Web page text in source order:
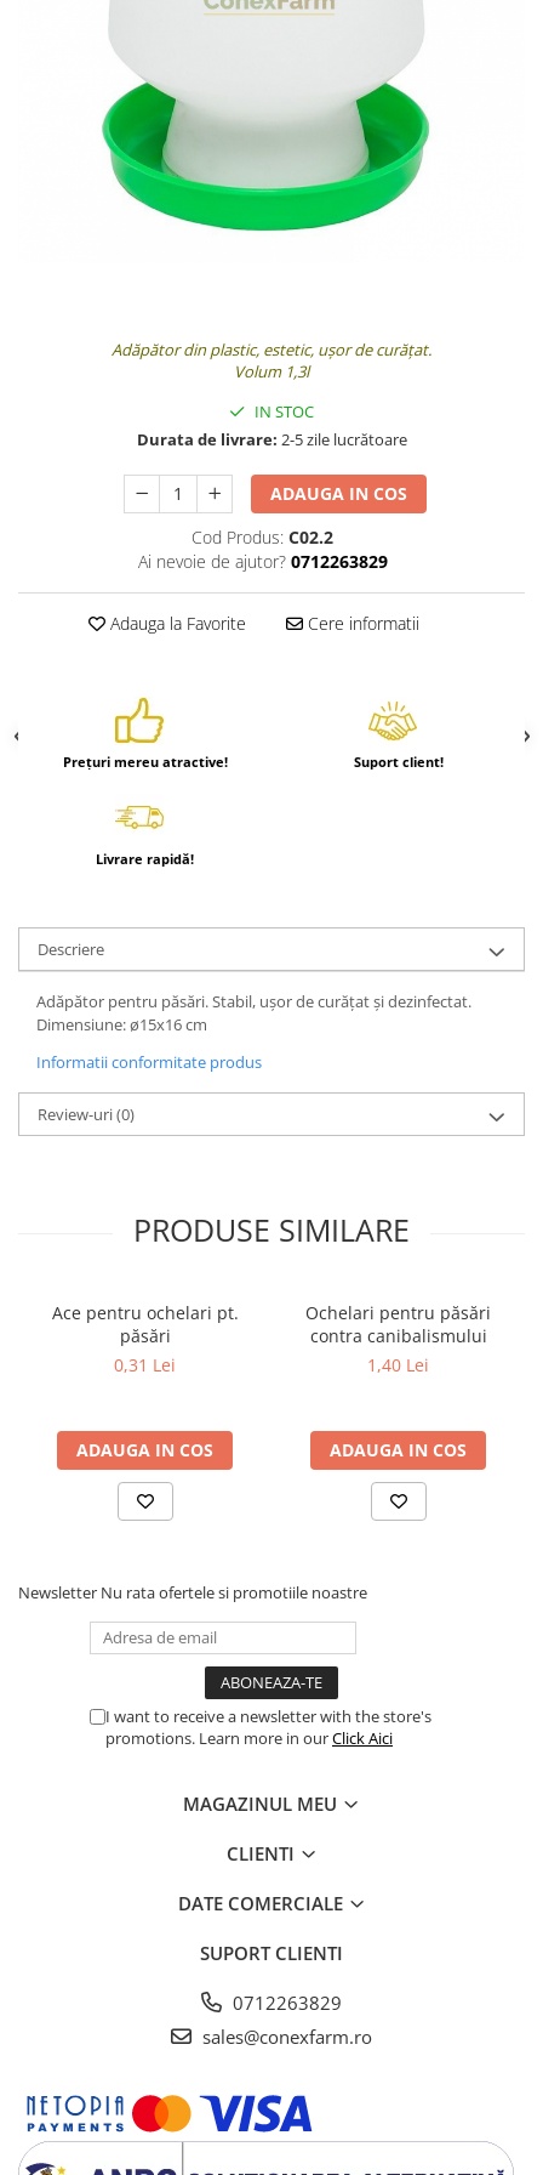
Adăpător din plastic, estetic, ușor de curățat.
Volum 1,3l
IN STOC
Durata de livrare: 2-5 zile lucrătoare
ADAUGA IN COS
Cod Produs: C02.2
Ai nevoie de ajutor? 0712263829
Adauga la Favorite Cere informatii
Prețuri mereu atractive! Suport client!
Livrare rapidă!
Descriere
Adăpător pentru păsări.Stabil, ușor de curățat și dezinfectat.
Dimensiune: ø15x16 cm
Informatii conformitate produs
Review-uri(0)
PRODUSE SIMILARE
Ace pentru ochelari pt.
păsări
0,31 Lei
ADAUGA IN COS
Ochelari pentru păsări
contra canibalismului
1,40 Lei
ADAUGA IN COS
Newsletter Nu rata ofertele si promotiile noastre
I want to receive a newsletter with the store's
promotions. Learn more in ourClick Aici
MAGAZINUL MEU
CLIENTI
DATE COMERCIALE
SUPORT CLIENTI
0712263829
sales@conexfarm.ro